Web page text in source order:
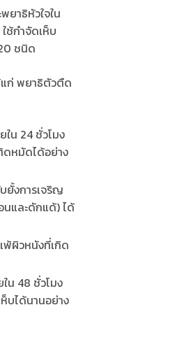
ยาธิหัวใจใน
ช้กำจัดเห็บ
ชนิด
ก่ พยาธิตัวตืด
น 24 ชั่วโมง
ดหมัดได้อย่าง
ยั้งการเจริญ
นและดักแด้) ได้
พ้ผิวหนังที่เกิด
น 48 ชั่วโมง
บได้นานอย่าง